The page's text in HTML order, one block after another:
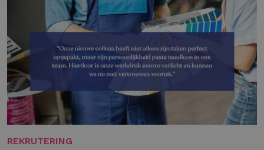
REKRUTERING